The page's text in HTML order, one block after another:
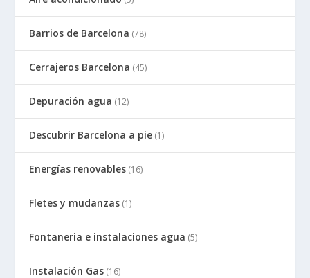
Barrios de Barcelona (78)
Cerrajeros Barcelona (45)
Depuración agua (12)
Descubrir Barcelona a pie (1)
Energías renovables (16)
Fletes y mudanzas (1)
Fontaneria e instalaciones agua (5)
Instalación Gas (16)